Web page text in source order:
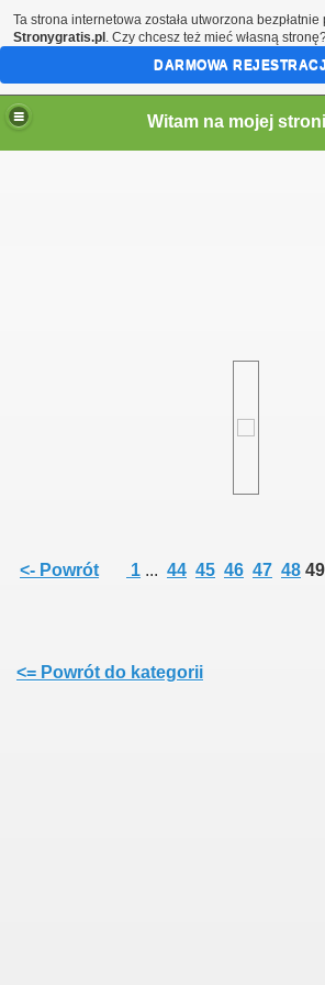
<- Powrót 1 ... 44 45 46 47 48 49
<= Powrót do kategorii
Ta strona internetowa została utworzona
Stronygratis.pl . Czy chcesz też mieć własną
DARMOWA